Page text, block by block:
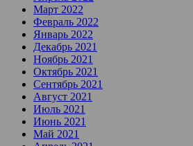
Март 2022
Февраль 2022
Январь 2022
Декабрь 2021
Ноябрь 2021
Октябрь 2021
Сентябрь 2021
Август 2021
Июль 2021
Июнь 2021
Май 2021